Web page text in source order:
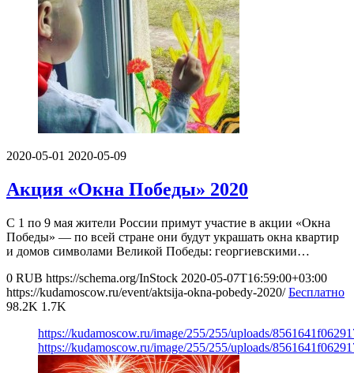
2020-05-01 2020-05-09
Акция «Окна Победы» 2020
С 1 по 9 мая жители России примут участие в акции «Окна
Победы» — по всей стране они будут украшать окна квартир
и домов символами Великой Победы: георгиевскими…
0 RUB https://schema.org/InStock 2020-05-07T16:59:00+03:00
https://kudamoscow.ru/event/aktsija-okna-pobedy-2020/ Бесплатно
98.2K 1.7K
https://kudamoscow.ru/image/255/255/uploads/
https://kudamoscow.ru/image/255/255/uploads/